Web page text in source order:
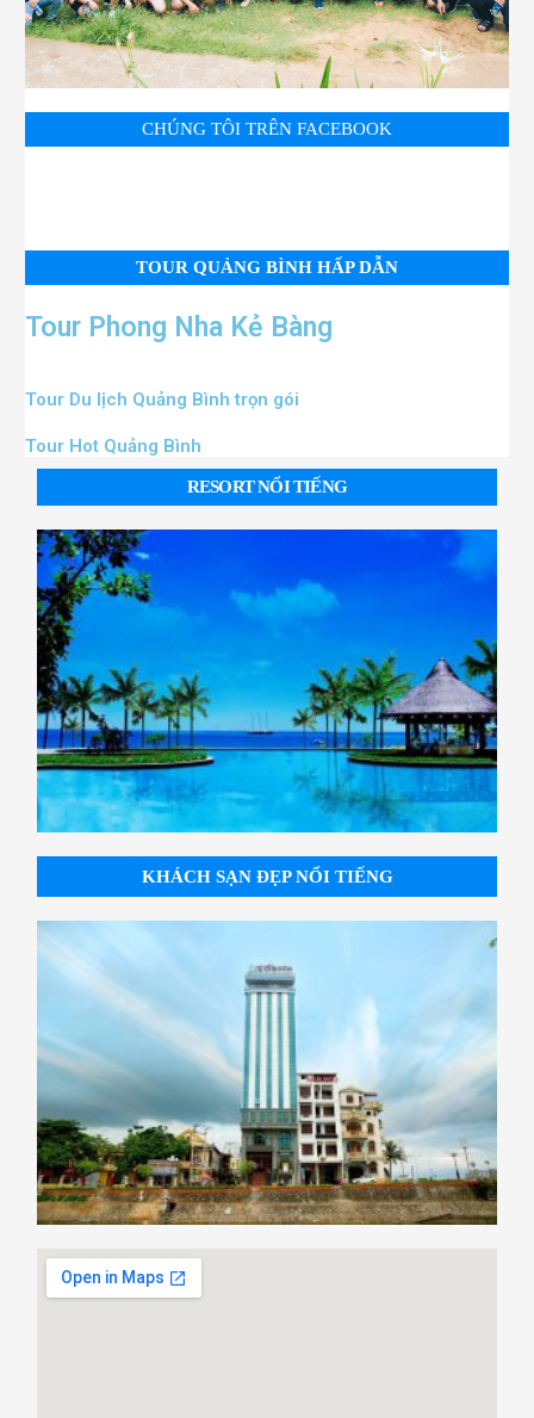
CHÚNG TÔI TRÊN FACEBOOK
TOUR QUẢNG BÌNH HẤP DẪN
Tour Phong Nha Kẻ Bàng
Tour Du lịch Quảng Bình trọn gói
Tour Hot Quảng Bình
RESORT NỔI TIẾNG
KHÁCH SẠN ĐẸP NỔI TIẾNG